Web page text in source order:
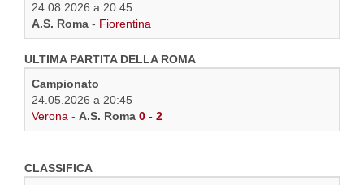
24.08.2026 a 20:45
A.S. Roma - Fiorentina
ULTIMA PARTITA DELLA ROMA
Campionato
24.05.2026 a 20:45
Verona - A.S. Roma 0 - 2
CLASSIFICA